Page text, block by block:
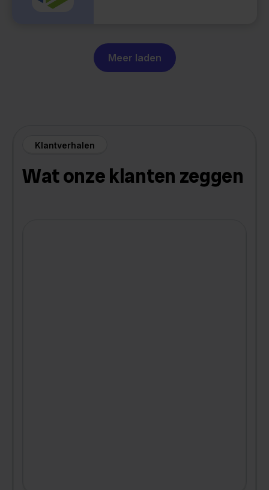
Meer laden
Klantverhalen
Wat onze klanten zeggen